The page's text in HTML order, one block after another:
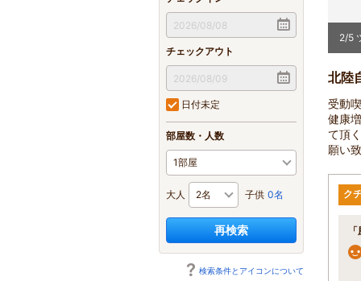
チェックアウト
日付未定
部屋数・人数
大人 子供 0名
再検索
検索条件とアイコンについて
2/5
北陸
受動
健康
て頂
願い
ク